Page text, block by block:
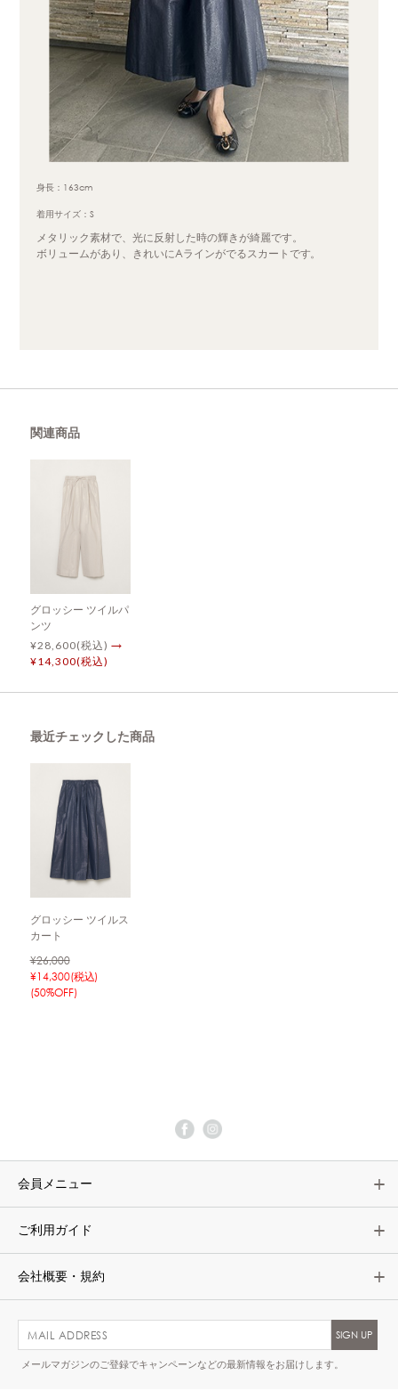
身長：163cm
着用サイズ：S
メタリック素材で、光に反射した時の輝きが綺麗です。
ボリュームがあり、きれいにAラインがでるスカートです。
関連商品
グロッシー ツイルパ
ンツ
¥28,600(税込) →
¥14,300(税込)
最近チェックした商品
グロッシー ツイルス
カート
¥26,000
¥14,300(税込)
(50%OFF)
会員メニュー
ご利用ガイド
会社概要・規約
メールマガジンのご登録でキャンペーンなどの最新情報をお届けします。